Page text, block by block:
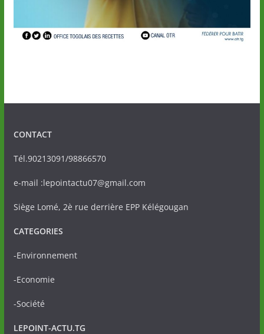
CONTACT
Tél.90213091/98866570
e-mail :lepointactu07@gmail.com
Siège Lomé, 2è rue derrière EPP Kélégougan
CATEGORIES
-Environnement
-Economie
-Société
LEPOINT-ACTU.TG